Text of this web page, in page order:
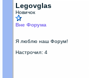
Legovglas
Новичок
Вне Форума
Я люблю наш Форум!
Настрочил: 4